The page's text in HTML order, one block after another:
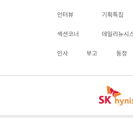
인터뷰 기획특집
섹션코너 데일리뉴시
인사 부고 동정